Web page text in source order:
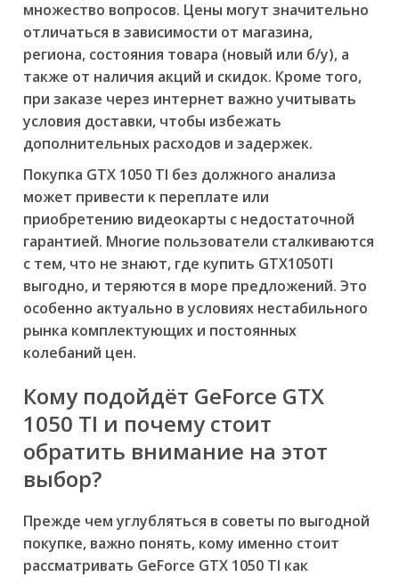
множество вопросов. Цены могут значительно
отличаться в зависимости от магазина,
региона, состояния товара (новый или б/у), а
также от наличия акций и скидок. Кроме того,
при заказе через интернет важно учитывать
условия доставки, чтобы избежать
дополнительных расходов и задержек.
Покупка GTX 1050 TI без должного анализа
может привести к переплате или
приобретению видеокарты с недостаточной
гарантией. Многие пользователи сталкиваются
с тем, что не знают, где купить GTX1050TI
выгодно, и теряются в море предложений. Это
особенно актуально в условиях нестабильного
рынка комплектующих и постоянных
колебаний цен.
Кому подойдёт GeForce GTX
1050 TI и почему стоит
обратить внимание на этот
выбор?
Прежде чем углубляться в советы по выгодной
покупке, важно понять, кому именно стоит
рассматривать GeForce GTX 1050 TI как